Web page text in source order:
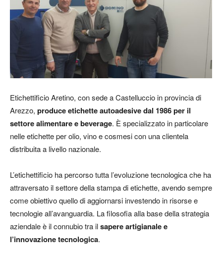
Etichettificio Aretino, con sede a Castelluccio in provincia di
Arezzo, produce etichette autoadesive dal 1986 per il
settore alimentare e beverage. È specializzato in particolare
nelle etichette per olio, vino e cosmesi con una clientela
distribuita a livello nazionale.
L’etichettificio ha percorso tutta l’evoluzione tecnologica che ha
attraversato il settore della stampa di etichette, avendo sempre
come obiettivo quello di aggiornarsi investendo in risorse e
tecnologie all’avanguardia. La filosofia alla base della strategia
aziendale è il connubio tra ilsapere artigianale e
l’innovazione tecnologica.